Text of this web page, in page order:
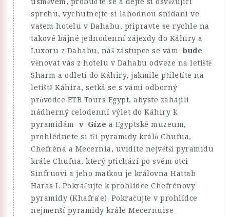
sprchu, vychutnejte si lahodnou snídani ve
vašem hotelu v Dahabu, připravte se rychle na
takové bájné jednodenní zájezdy do Káhiry a
Luxoru z Dahabu, náš zástupce se vámbude
věnovat vás z hotelu v Dahabu odveze na letiště
Sharm a odletí do Káhiry, jakmile přiletíte na
letiště Káhira, setká se s vámi odborný
průvodce ETB Tours Egypt, abyste zahájili
nádherný celodenní výlet do Káhiry k
pyramidám v Gíze a Egyptské muzeum,
prohlédnete si tři pyramidy králů Chufua,
Chefréna a Mecernia, uvidíte největší pyramidu
krále Chufua, který přichází po svém otci
Sinfruovi a jeho matkou je královna Hattab
Haras I. Pokračujte k prohlídce Chefrénovy
pyramidy (Khafra'e). Pokračujte v prohlídce
nejmenší pyramidy krále Mecernuise